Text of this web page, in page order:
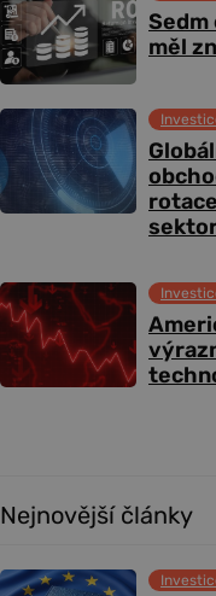
měl
Nejnovější články